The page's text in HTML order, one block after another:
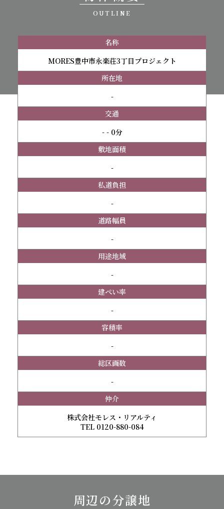
OUTLINE
名称
MORES豊中市永楽荘3丁目プロジェクト
所在地
-
交通
- - 0分
敷地面積
-
私道負担
-
道路幅員
-
用途地域
-
建ぺい率
-
容積率
-
総区画数
-
仲介
株式会社モレス・リアルティ
TEL 0120-880-084
周辺の分譲地